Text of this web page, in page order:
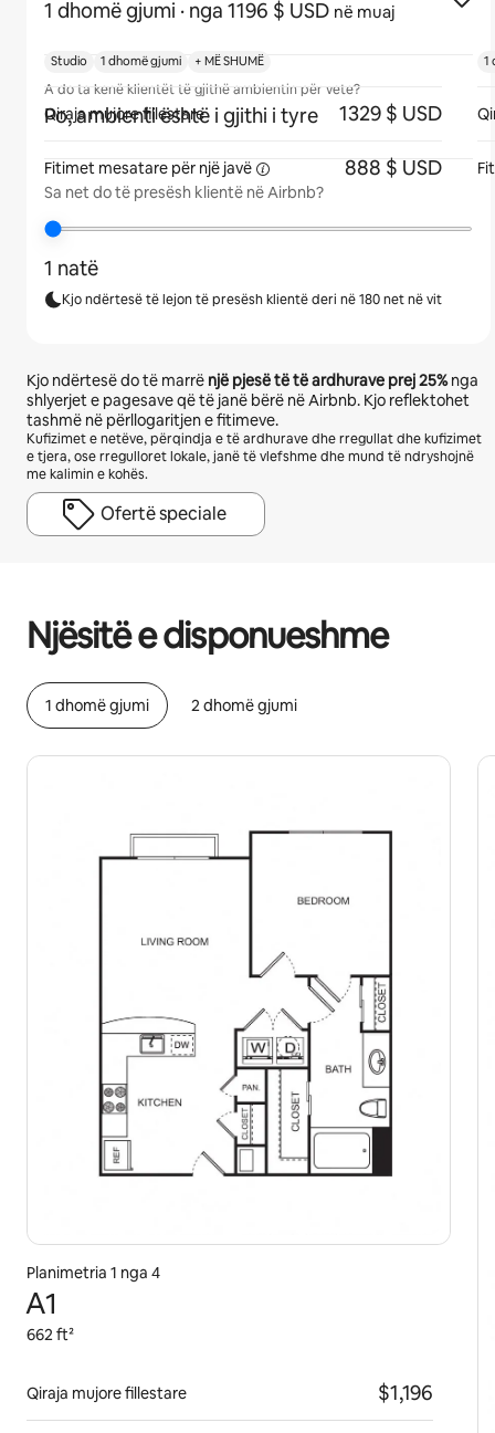
1 dhomë gjumi · nga 1196 $ USD në muaj
A do ta kenë klientët të gjithë ambientin për vete?
Po, ambienti është i gjithi i tyre
Sa net do të presësh klientë në Airbnb?
1 natë
Kjo ndërtesë të lejon të presësh klientë deri në 180 net në vit
Kjo ndërtesë do të marrë një pjesë të të ardhurave prej25%nga
shlyerjet e pagesave që të janë bërë në Airbnb. Kjo reflektohet
tashmë në përllogaritjen e fitimeve.
Kufizimet e netëve, përqindja e të ardhurave dhe rregullat dhe kufizimet
e tjera, ose rregulloret lokale, janë të vlefshme dhe mund të ndryshojnë
me kalimin e kohës.
Ofertë speciale
Njësitë e disponueshme
1 dhomë gjumi 2 dhomë gjumi
Planimetria 1 nga 4
A1
662 ft²
Qiraja mujore fillestare $1,196
Studio 1 dhomë gjumi + MË SHUMË
Qiraja mujore fillestare 1329 $ USD
Fitimet mesatare për një javë 888 $ USD
1